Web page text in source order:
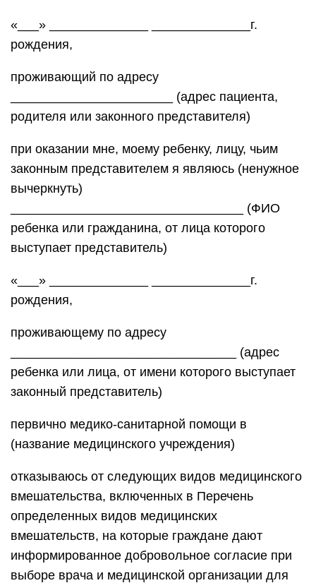
«___» ______________ ______________г.
рождения,
проживающий по адресу
_______________________ (адрес пациента,
родителя или законного представителя)
при оказании мне, моему ребенку, лицу, чьим
законным представителем я являюсь (ненужное
вычеркнуть)
_________________________________ (ФИО
ребенка или гражданина, от лица которого
выступает представитель)
«___» ______________ ______________г.
рождения,
проживающему по адресу
________________________________ (адрес
ребенка или лица, от имени которого выступает
законный представитель)
первично медико-санитарной помощи в
(название медицинского учреждения)
отказываюсь от следующих видов медицинского
вмешательства, включенных в Перечень
определенных видов медицинских
вмешательств, на которые граждане дают
информированное добровольное согласие при
выборе врача и медицинской организации для